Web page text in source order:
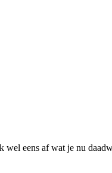
eens af wat je nu